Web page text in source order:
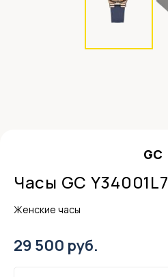
GC
Часы GC Y34001L7
Женские часы
29 500 руб.